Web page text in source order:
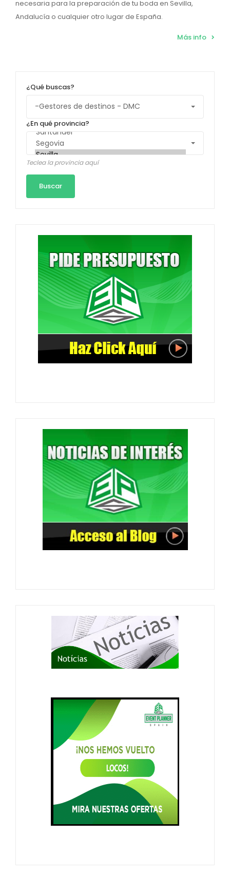
necesaria para la preparación de tu boda en Sevilla,
Andalucía o cualquier otro lugar de España.
Más info
¿Qué buscas?
¿En qué provincia?
Teclea la provincia aquí